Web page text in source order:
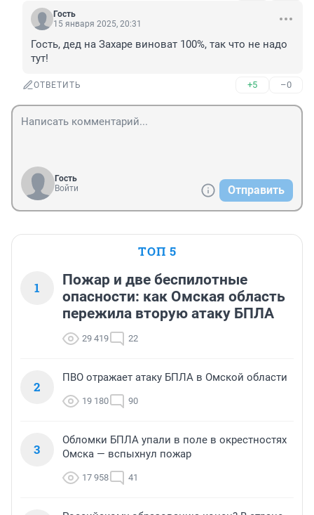
Гость
15 января 2025, 20:31
Гость, дед на Захаре виноват 100%, так что не надо
тут!
ОТВЕТИТЬ +5 –0
Гость
Войти
Отправить
ТОП 5
1
Пожар и две беспилотные
опасности: как Омская область
пережила вторую атаку БПЛА
29 419 22
2
ПВО отражает атаку БПЛА в Омской области
19 180 90
3
Обломки БПЛА упали в поле в окрестностях
Омска — вспыхнул пожар
17 958 41